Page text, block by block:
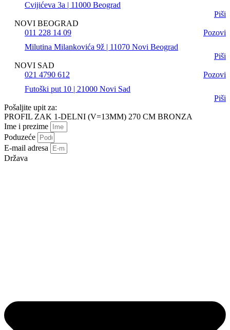
Cvijićeva 3a | 11000 Beograd
Piši
NOVI BEOGRAD
011 228 14 09
Pozovi
Milutina Milankovića 9ž | 11070 Novi Beograd
Piši
NOVI SAD
021 4790 612
Pozovi
Futoški put 10 | 21000 Novi Sad
Piši
Pošaljite upit za:
PROFIL ZAK 1-DELNI (V=13MM) 270 CM BRONZA
Ime i prezime
Poduzeće
E-mail adresa
Država